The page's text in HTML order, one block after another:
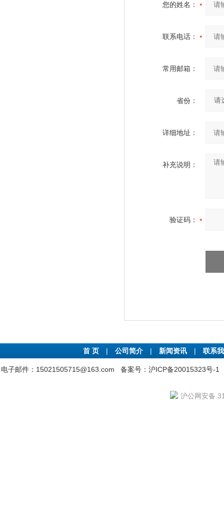
您的姓名：
联系电话：
常用邮箱：
省份：
详细地址：
补充说明：
验证码：
首 页 | 公司简介 | 新闻资讯 | 联系
电子邮件：15021505715@163.com 备案号：沪ICP备20015323号-1
沪公网安备